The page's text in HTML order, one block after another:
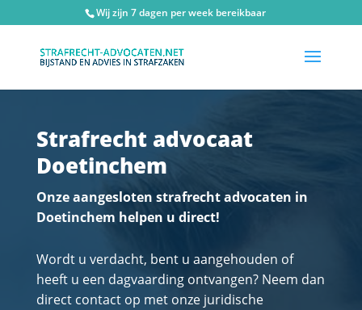
Wij zijn 7 dagen per week bereikbaar
Strafrecht advocaat
Doetinchem
Onze aangesloten strafrecht advocaten in
Doetinchem helpen u direct!
Wordt u verdacht, bent u aangehouden of
heeft u een dagvaarding ontvangen? Neem dan
direct contact op met onze juridische